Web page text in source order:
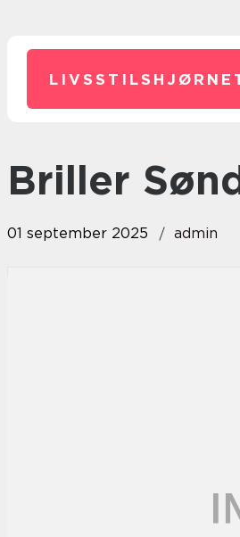
Briller
01 september 2025 admin